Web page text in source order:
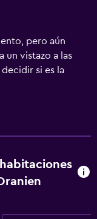
pero aún
un vistazo a las
si es la